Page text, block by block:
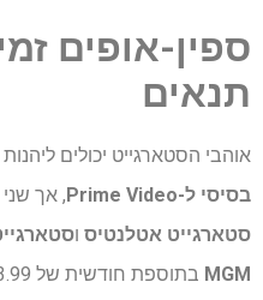
ספין-אופים
תנאים
אוהבי הסטארגייט יכולים
בסיסי ל-Prime Video
, אך
סטארגייט אטלנטיס ו
MGM